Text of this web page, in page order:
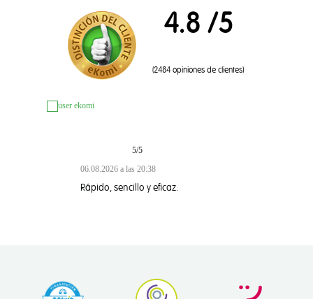
4.8 /5
(2484 opiniones de clientes)